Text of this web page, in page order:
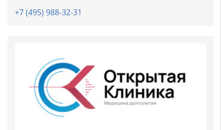
+7 (495) 988-32-31